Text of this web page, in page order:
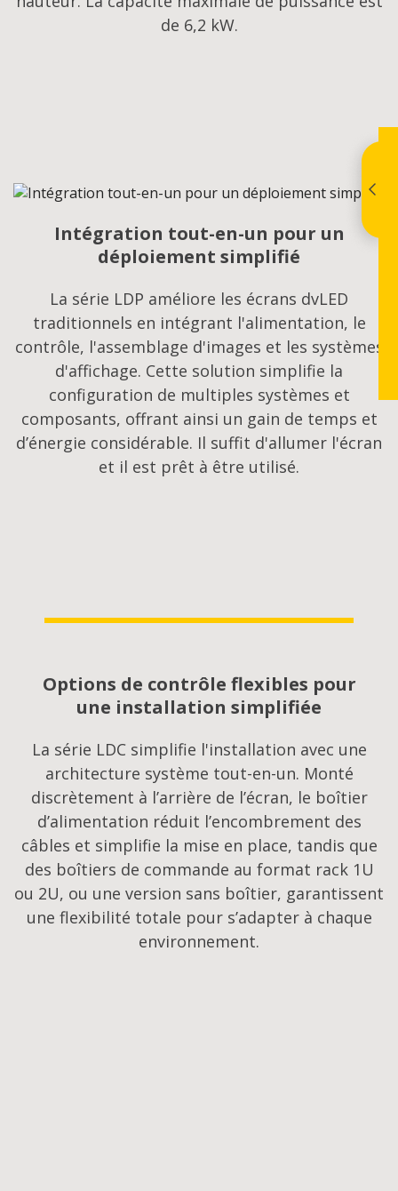
de 6,2 kW.
Intégration tout-en-un pour un
déploiement simplifié
La série LDP améliore les écrans dvLED
traditionnels en intégrant l'alimentation, le
contrôle, l'assemblage d'images et les systèmes
d'affichage. Cette solution simplifie la
configuration de multiples systèmes et
composants, offrant ainsi un gain de temps et
d’énergie considérable. Il suffit d'allumer l'écran
et il est prêt à être utilisé.
Options de contrôle flexibles pour
une installation simplifiée
La série LDC simplifie l'installation avec une
architecture système tout-en-un. Monté
discrètement à l’arrière de l’écran, le boîtier
d’alimentation réduit l’encombrement des
câbles et simplifie la mise en place, tandis que
des boîtiers de commande au format rack 1U
ou 2U, ou une version sans boîtier, garantissent
une flexibilité totale pour s’adapter à chaque
environnement.